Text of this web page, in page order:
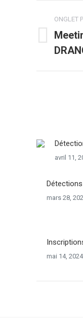
de
ONGLET
Onglet
avril 11,
mars 28,
mai 14, 2024